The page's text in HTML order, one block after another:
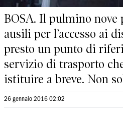
BOSA. Il pulmino
ausili per l’accesso ai
presto un punto di
servizio di trasporto
istituire a breve. Non
26 gennaio 2016 02:02